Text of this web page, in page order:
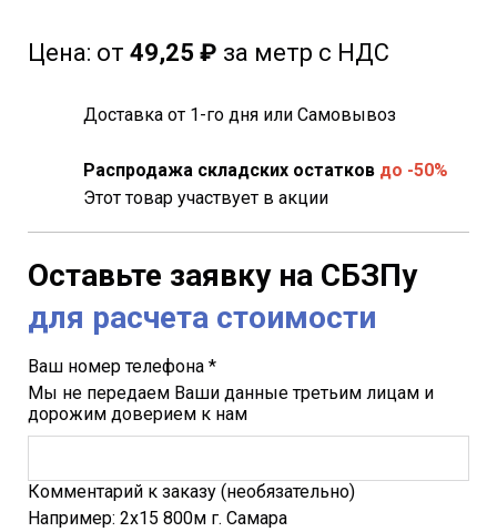
Цена: от 49,25 ₽ за метр с НДС
Доставка от 1-го дня или Самовывоз
Распродажа складских остатков до -50%
Этот товар участвует в акции
Оставьте заявку на СБЗПу
для расчета стоимости
Ваш номер телефона *
Мы не передаем Ваши данные третьим лицам и
дорожим доверием к нам
Комментарий к заказу (необязательно)
Например: 2х15 800м г. Самара